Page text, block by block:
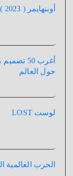
أوبنهايمر ( 2023 ) – Oppenheimer
أغرب 50
حول العالم
لوست LOST
الحرب العالمية